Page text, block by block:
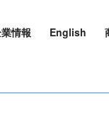
情報 English